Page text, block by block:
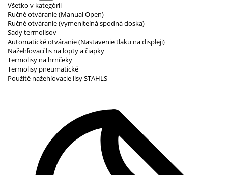
Všetko v kategórii
Ručné otváranie (Manual Open)
Ručné otváranie (vymeniteľná spodná doska)
Sady termolisov
Automatické otváranie (Nastavenie tlaku na displeji)
Nažehľovací lis na lopty a čiapky
Termolisy na hrnčeky
Termolisy pneumatické
Použité nažehľovacie lisy STAHLS